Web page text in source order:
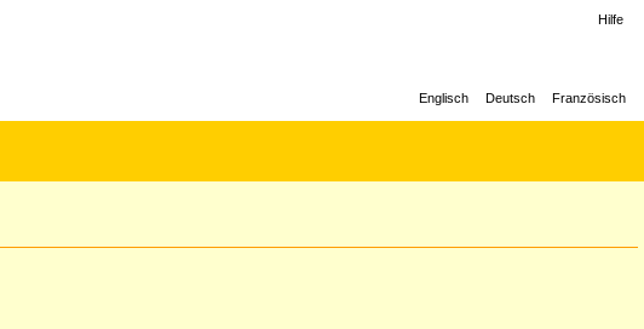
Hilfe
Englisch Deutsch Französisch